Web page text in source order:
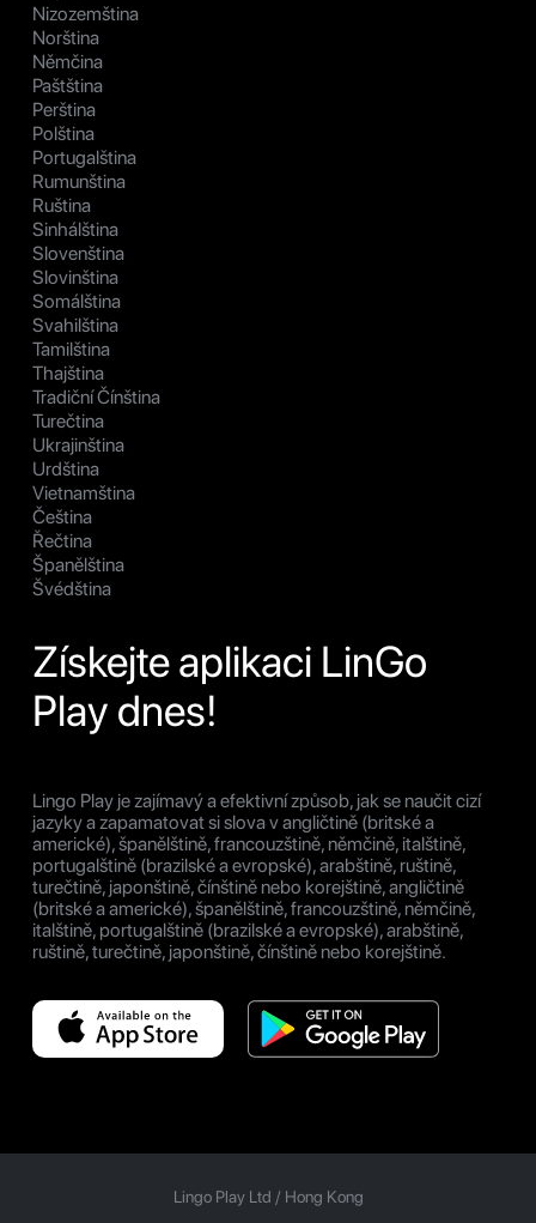
Nizozemština
Norština
Němčina
Paštština
Perština
Polština
Portugalština
Rumunština
Ruština
Sinhálština
Slovenština
Slovinština
Somálština
Svahilština
Tamilština
Thajština
Tradiční Čínština
Turečtina
Ukrajinština
Urdština
Vietnamština
Čeština
Řečtina
Španělština
Švédština
Získejte aplikaci LinGo
Play dnes!
Lingo Play je zajímavý a efektivní způsob, jak se naučit cizí
jazyky a zapamatovat si slova v angličtině (britské a
americké), španělštině, francouzštině, němčině, italštině,
portugalštině (brazilské a evropské), arabštině, ruštině,
turečtině, japonštině, čínštině nebo korejštině, angličtině
(britské a americké), španělštině, francouzštině, němčině,
italštině, portugalštině (brazilské a evropské), arabštině,
ruštině, turečtině, japonštině, čínštině nebo korejštině.
Lingo Play Ltd / Hong Kong